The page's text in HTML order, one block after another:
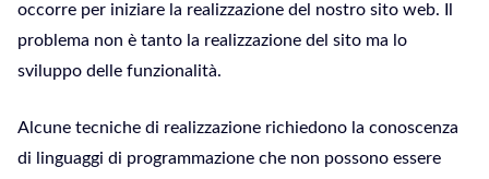
occorre per iniziare la realizzazione del nostro sito web. Il
problema non è tanto la realizzazione del sito ma lo
sviluppo delle funzionalità.
Alcune tecniche di realizzazione richiedono la conoscenza
di linguaggi di programmazione che non possono essere